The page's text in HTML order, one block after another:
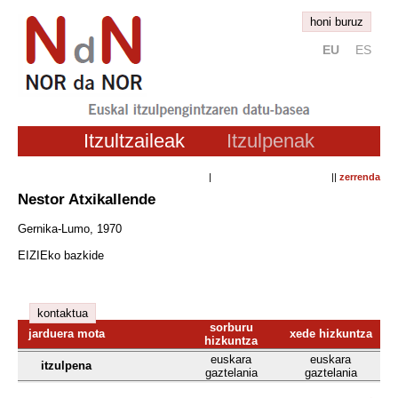
honi buruz
EU ES
Itzultzaileak Itzulpenak
| || zerrenda
Nestor Atxikallende
Gernika-Lumo, 1970
EIZIEko bazkide
kontaktua
jarduera mota
sorburu
hizkuntza
xede hizkuntza
itzulpena
euskara
gaztelania
euskara
gaztelania